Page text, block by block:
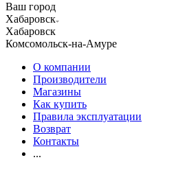
Ваш город
Хабаровск
Хабаровск
Комсомольск-на-Амуре
О компании
Производители
Магазины
Как купить
Правила эксплуатации
Возврат
Контакты
...